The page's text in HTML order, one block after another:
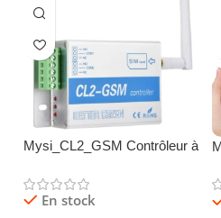
Mysi_CL2_GSM Contrôleur à
de commande à distance
intelligent avec 2 sorties de
En stock